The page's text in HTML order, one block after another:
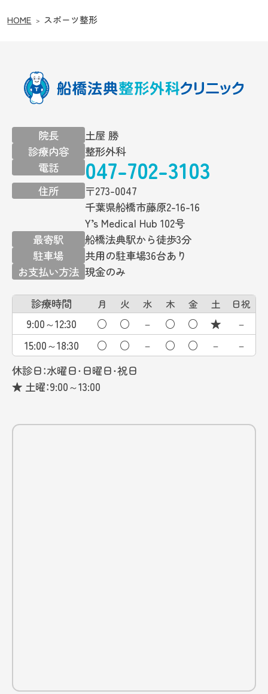
HOME スポーツ整形
院長
土屋 勝
診療内容
整形外科
電話
047-702-3103
住所
〒273-0047
千葉県船橋市藤原2-16-16
Y’s Medical Hub 102号
最寄駅
船橋法典駅から徒歩3分
駐車場
共用の駐車場36台あり
お支払い方法 現金のみ
休診日：水曜日・日曜日・祝日
★ 土曜：9:00～13:00
診療時間 月 火 水 木 金 土 日祝
9:00～12:30 ○ ○ － ○ ○ ★
－
15:00～18:30
○ ○ － ○ ○ － －